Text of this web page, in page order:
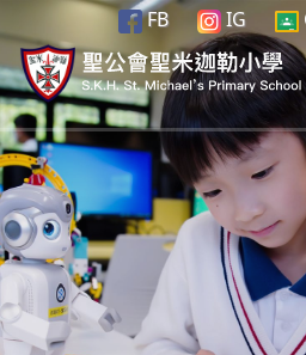
FB IG